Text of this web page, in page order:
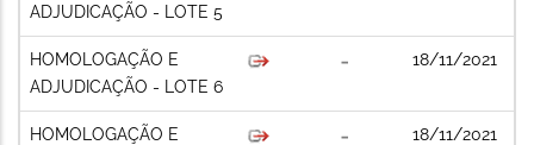
ADJUDICAÇÃO - LOTE 5
HOMOLOGAÇÃO E
ADJUDICAÇÃO - LOTE 6
18/11/2021
HOMOLOGAÇÃO E
18/11/2021